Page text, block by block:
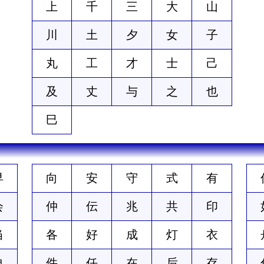
上 千 三 大 山
川 土 夕 女 子
丸 工 才 士 己
及 丈 与 之 也
巳
向 安 守 式 有
仲 伝 兆 共 印
各 好 成 灯 衣